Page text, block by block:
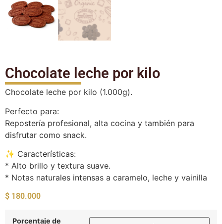
Chocolate leche por kilo
Chocolate leche por kilo (1.000g).
Perfecto para:
Repostería profesional, alta cocina y también para
disfrutar como snack.
✨ Características:
* Alto brillo y textura suave.
* Notas naturales intensas a caramelo, leche y vainilla
$ 180.000
Porcentaje de